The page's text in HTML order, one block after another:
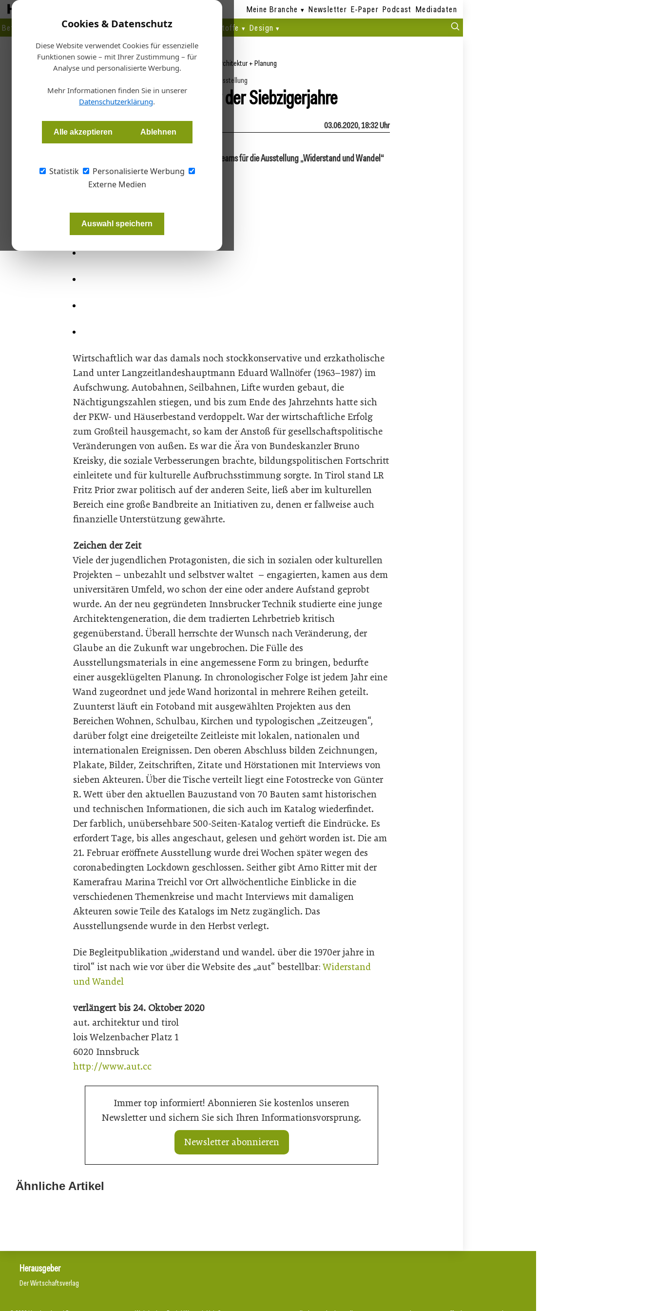
Cookies & Datenschutz
Diese Website verwendet Cookies für essenzielle
Funktionen sowie – mit Ihrer Zustimmung – für
Analyse und personalisierte Werbung.
Mehr Informationen finden Sie in unserer
Datenschutzerklärung.
Alle akzeptieren Ablehnen
Statistik
Personalisierte Werbung
Externe Medien
Auswahl speichern
Meine Branche Newsletter E-Paper Podcast Mediadaten
Betrieb
Planen Bauen Fertigen Bau- + Werkstoffe Design
Architektur + Planung
Ausstellung
Zur Architektur der Siebzigerjahre
03.06.2020, 18:32 Uhr
Die über zweijährige Recherchearbeit des aut-Teams für die Ausstellung „Widerstand und Wandel“
hat sich gelohnt.
Wirtschaftlich war das damals noch stockkonservative und erzkatholische
Land unter Langzeitlandeshauptmann Eduard Wallnöfer (1963–1987) im
Aufschwung. Autobahnen, Seilbahnen, Lifte wurden gebaut, die
Nächtigungszahlen stiegen, und bis zum Ende des Jahrzehnts hatte sich
der PKW- und Häuserbestand verdoppelt. War der wirtschaftliche Erfolg
zum Großteil hausgemacht, so kam der Anstoß für gesellschaftspolitische
Veränderungen von außen. Es war die Ära von Bundeskanzler Bruno
Kreisky, die soziale Verbesserungen brachte, bildungspolitischen Fortschritt
einleitete und für kulturelle Aufbruchsstimmung sorgte. In Tirol stand LR
Fritz Prior zwar politisch auf der anderen Seite, ließ aber im kulturellen
Bereich eine große Bandbreite an Initiativen zu, denen er fallweise auch
finanzielle Unterstützung gewährte.
Zeichen der Zeit
Viele der jugendlichen Protagonisten, die sich in sozialen oder kulturellen
Projekten – unbezahlt und selbstver waltet – engagierten, kamen aus dem
universitären Umfeld, wo schon der eine oder andere Aufstand geprobt
wurde. An der neu gegründeten Innsbrucker Technik studierte eine junge
Architektengeneration, die dem tradierten Lehrbetrieb kritisch
gegenüberstand. Überall herrschte der Wunsch nach Veränderung, der
Glaube an die Zukunft war ungebrochen. Die Fülle des
Ausstellungsmaterials in eine angemessene Form zu bringen, bedurfte
einer ausgeklügelten Planung. In chronologischer Folge ist jedem Jahr eine
Wand zugeordnet und jede Wand horizontal in mehrere Reihen geteilt.
Zuunterst läuft ein Fotoband mit ausgewählten Projekten aus den
Bereichen Wohnen, Schulbau, Kirchen und typologischen „Zeitzeugen“,
darüber folgt eine dreigeteilte Zeitleiste mit lokalen, nationalen und
internationalen Ereignissen. Den oberen Abschluss bilden Zeichnungen,
Plakate, Bilder, Zeitschriften, Zitate und Hörstationen mit Interviews von
sieben Akteuren. Über die Tische verteilt liegt eine Fotostrecke von Günter
R. Wett über den aktuellen Bauzustand von 70 Bauten samt historischen
und technischen Informationen, die sich auch im Katalog wiederfindet.
Der farblich, unübersehbare 500-Seiten-Katalog vertieft die Eindrücke. Es
erfordert Tage, bis alles angeschaut, gelesen und gehört worden ist. Die am
21. Februar eröffnete Ausstellung wurde drei Wochen später wegen des
coronabedingten Lockdown geschlossen. Seither gibt Arno Ritter mit der
Kamerafrau Marina Treichl vor Ort allwöchentliche Einblicke in die
verschiedenen Themenkreise und macht Interviews mit damaligen
Akteuren sowie Teile des Katalogs im Netz zugänglich. Das
Ausstellungsende wurde in den Herbst verlegt.
Die Begleitpublikation „widerstand und wandel. über die 1970er jahre in
tirol“ ist nach wie vor über die Website des „aut“ bestellbar:Widerstand
und Wandel
verlängert bis 24. Oktober 2020
aut. architektur und tirol
lois Welzenbacher Platz 1
6020 Innsbruck
http://www.aut.cc
Immer top informiert! Abonnieren Sie kostenlos unseren
Newsletter und sichern Sie sich Ihren Informationsvorsprung.
Newsletter abonnieren
Ähnliche Artikel
„Nutzen, was da ist“: Wie Gemeinden
Herausgeber
Der Wirtschaftsverlag